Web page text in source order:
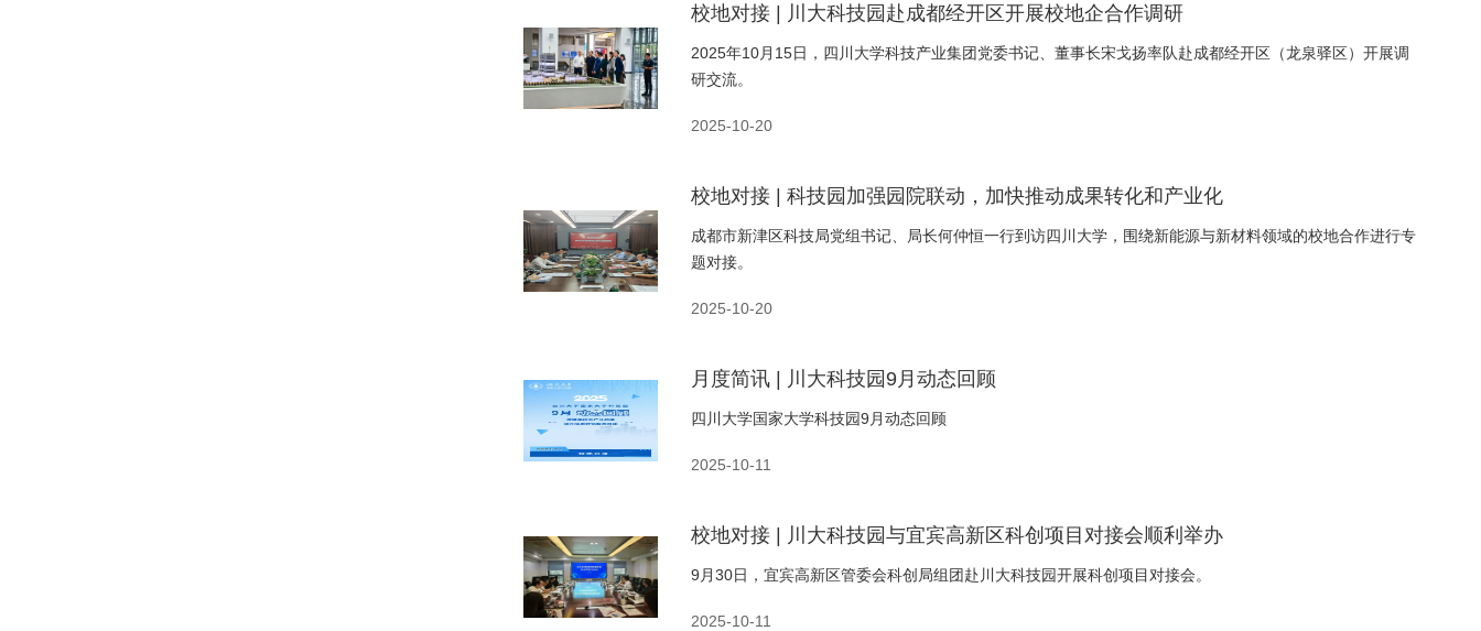
校地对接 | 川大科技园赴成都经开区开展校地企合作调研
2025年10月15日，四川大学科技产业集团党委书记、董事长宋戈扬率队赴成都经开区（龙泉驿区）开展调
研交流。
2025-10-20
校地对接 | 科技园加强园院联动，加快推动成果转化和产业化
成都市新津区科技局党组书记、局长何仲恒一行到访四川大学，围绕新能源与新材料领域的校地合作进行专
题对接。
2025-10-20
月度简讯 | 川大科技园9月动态回顾
四川大学国家大学科技园9月动态回顾
2025-10-11
校地对接 | 川大科技园与宜宾高新区科创项目对接会顺利举办
9月30日，宜宾高新区管委会科创局组团赴川大科技园开展科创项目对接会。
2025-10-11